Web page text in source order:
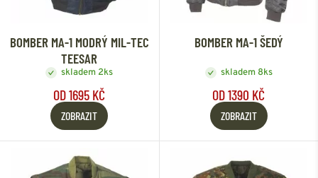
BOMBER MA-1 MODRÝ MIL-TEC
TEESAR
skladem 2ks
OD 1695 KČ
ZOBRAZIT
BOMBER MA-1 ŠEDÝ
skladem 8ks
OD 1390 KČ
ZOBRAZIT